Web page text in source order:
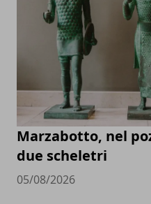
Marzabotto, nel
due scheletri
05/08/2026